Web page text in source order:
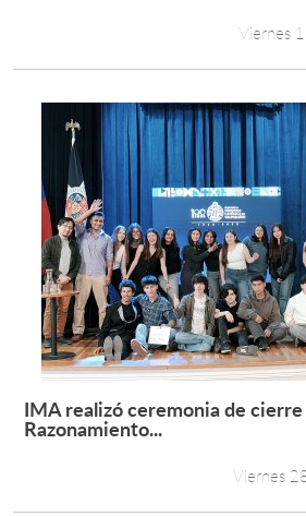
Viernes
IMA realizó ceremonia de cierre
Razonamiento...
Viernes